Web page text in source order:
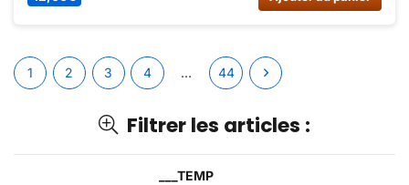
Filtrer les articles :
___TEMP
1 2 3 4 … 44